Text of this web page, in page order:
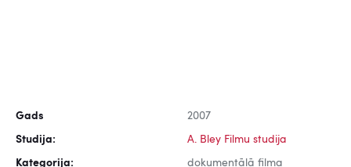
Gads 2007
Studija: A. Bley Filmu studija
Kategorija: dokumentālā filma